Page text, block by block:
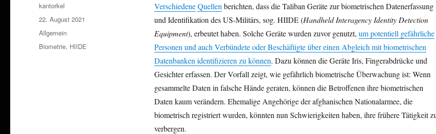
VerschiedeneQuellen berichten, dass die Taliban Geräte zur biometrischen Datenerfassung
und Identifikation des US-Militärs, sog. HIIDE (Handheld Interagency Identity Detection
Equipment), erbeutet haben. Solche Geräte wurden zuvor genutzt, um potentiell gefährliche
Personen und auch Verbündete oder Beschäftigte über einen Abgleich mit biometrischen
Datenbanken identifizieren zu können. Dazu können die Geräte Iris, Fingerabdrücke und
Gesichter erfassen. Der Vorfall zeigt, wie gefährlich biometrische Überwachung ist: Wenn
gesammelte Daten in falsche Hände geraten, können die Betroffenen ihre biometrischen
Daten kaum verändern. Ehemalige Angehörige der afghanischen Nationalarmee, die
biometrisch registriert wurden, könnten nun Schwierigkeiten haben, ihre frühere Tätigkeit
verbergen.
Autor
kantorkel
Veröffentlicht
am
22. August 2021
Kategorien
Allgemein
Schlagwörter
Biometrie, HIIDE